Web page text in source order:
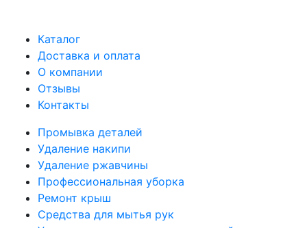
Каталог
Доставка и оплата
О компании
Отзывы
Контакты
Промывка деталей
Удаление накипи
Удаление ржавчины
Профессиональная уборка
Ремонт крыш
Средства для мытья рук